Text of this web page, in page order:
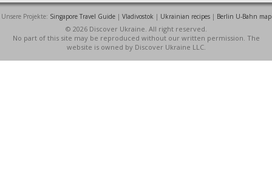
Unsere Projekte: Singapore Travel Guide| Vladivostok | Ukrainian recipes| Berlin U-Bahn map
© 2026 Discover Ukraine. All right reserved.
No part of this site may be reproduced without our written permission. The
website is owned by Discover Ukraine LLC.